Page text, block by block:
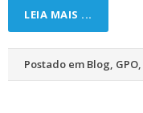
LEIA MAIS ...
Postado em Blog, GPO,